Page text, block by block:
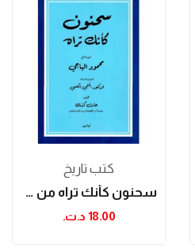
كتب تاريخ
سحنون كأنك تراه من وضع محمود الباجي
18.00 د.ت.‏